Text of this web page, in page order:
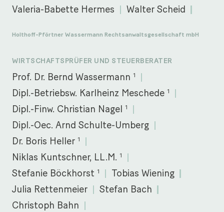
Valeria-Babette Hermes
Walter Scheid
Holthoff-Pförtner Wassermann Rechtsanwaltsgesellschaft mbH
WIRTSCHAFTSPRÜFER UND STEUERBERATER
Prof. Dr. Bernd Wassermann 1
Dipl.-Betriebsw. Karlheinz Meschede 1
Dipl.-Finw. Christian Nagel 1
Dipl.-Oec. Arnd Schulte-Umberg
Dr. Boris Heller 1
Niklas Kuntschner, LL.M. 1
Stefanie Böckhorst 1
Tobias Wiening
Julia Rettenmeier
Stefan Bach
Christoph Bahn